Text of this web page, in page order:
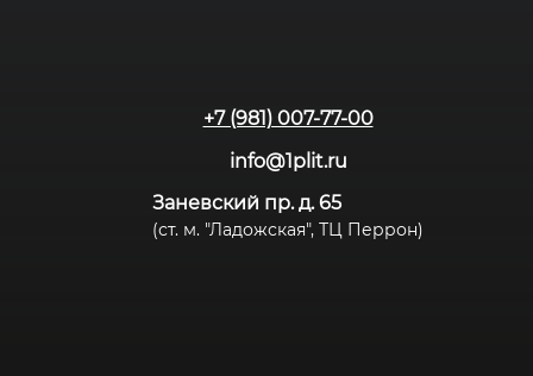
+7 (981) 007-77-00
info@1plit.ru
Заневский пр. д. 65
(ст. м. "Ладожская", ТЦ Перрон)